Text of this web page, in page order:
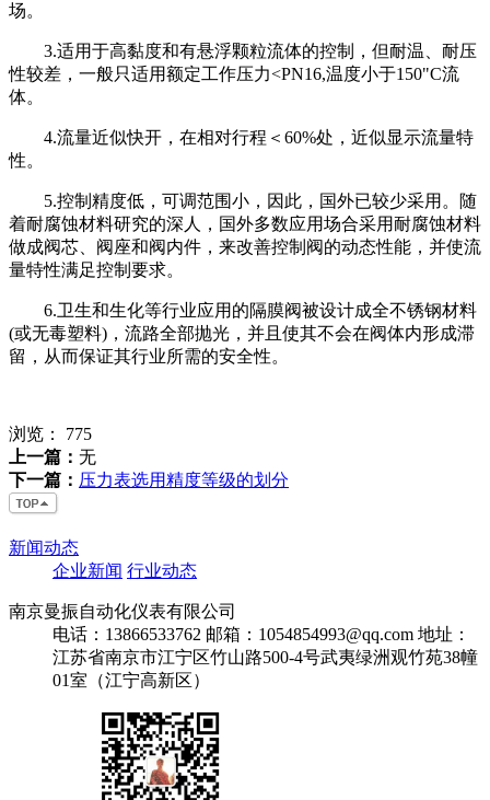
场。
3.适用于高黏度和有悬浮颗粒流体的控制，但耐温、耐压
性较差，一般只适用额定工作压力<PN16,温度小于150"C流
体。
4.流量近似快开，在相对行程＜60%处，近似显示流量特
性。
5.控制精度低，可调范围小，因此，国外已较少采用。随
着耐腐蚀材料研究的深人，国外多数应用场合采用耐腐蚀材料
做成阀芯、阀座和阀内件，来改善控制阀的动态性能，并使流
量特性满足控制要求。
6.卫生和生化等行业应用的隔膜阀被设计成全不锈钢材料
(或无毒塑料)，流路全部抛光，并且使其不会在阀体内形成滞
留，从而保证其行业所需的安全性。
浏览： 775
上一篇： 无
下一篇： 压力表选用精度等级的划分
新闻动态
企业新闻 行业动态
南京曼振自动化仪表有限公司
电话：13866533762 邮箱：1054854993@qq.com 地址：
江苏省南京市江宁区竹山路500-4号武夷绿洲观竹苑38幢
01室（江宁高新区）